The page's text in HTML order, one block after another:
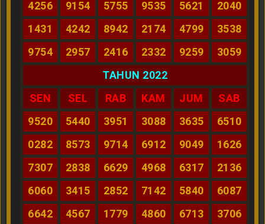
4256
9154 5755 9535 5621
2040
1431
4242 8942 2174 4799
3538
9754
2957 2416 2332 9259
3059
TAHUN 2022
SEN
SEL RAB KAM JUM
SAB
9520
5440 3951 3088 3635
6510
0282
8573 9714 6912 9049
1626
7307
2838 6629 4968 6317
2136
6060
3415 2852 7142 5840
6087
6642
4567 1779 4860 6713
3706